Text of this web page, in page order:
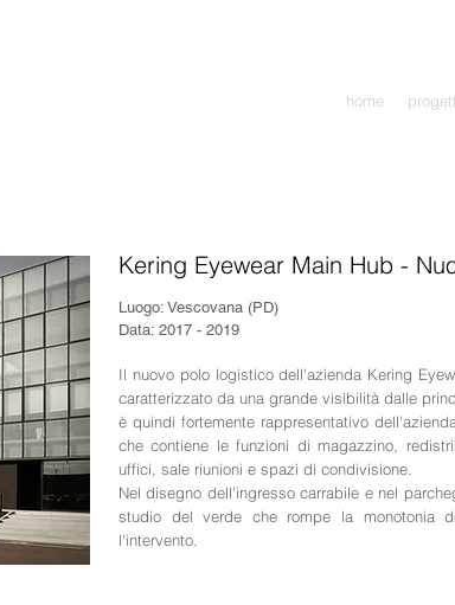
home
Kering Eyewear Main Hub -
Luogo: Vescovana (PD)
Data: 2017 - 2019
Il nuovo polo logistico dell'azienda Kering
caratterizzato da una grande visibilità dalle
è quindi fortemente rappresentativo
che contiene le funzioni di magazzino,
uffici, sale riunioni e spazi di condivisione.
Nel disegno dell'ingresso carrabile e nel
studio del verde che rompe la monotonia
l'intervento.